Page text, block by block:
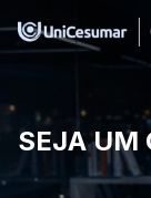
SEJA UM